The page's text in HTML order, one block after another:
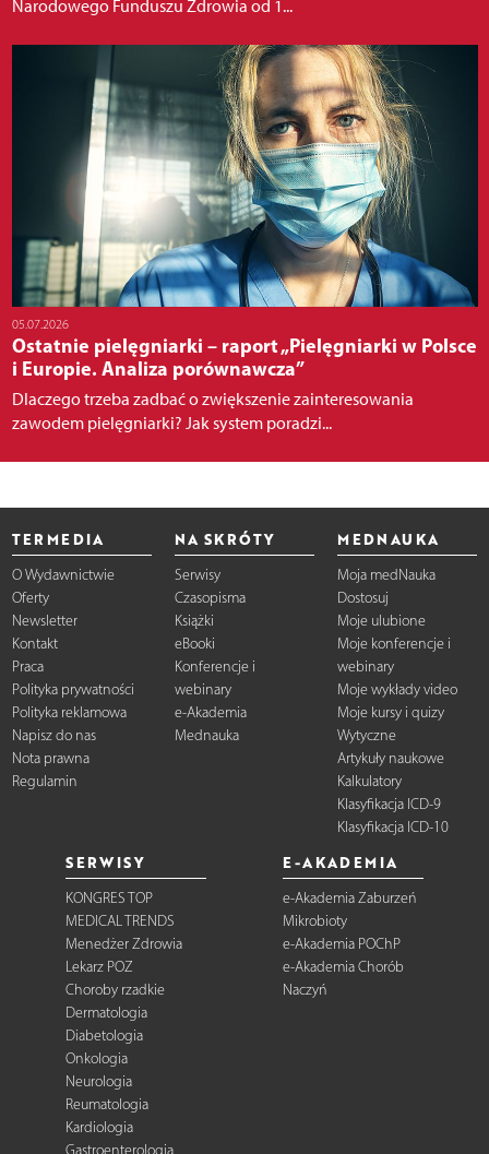
Narodowego Funduszu Zdrowia od 1...
05.07.2026
Ostatnie pielęgniarki – raport „Pielęgniarki w Polsce
i Europie. Analiza porównawcza”
Dlaczego trzeba zadbać o zwiększenie zainteresowania
zawodem pielęgniarki? Jak system poradzi...
TERMEDIA
O Wydawnictwie
Oferty
Newsletter
Kontakt
Praca
Polityka prywatności
Polityka reklamowa
Napisz do nas
Nota prawna
Regulamin
NA SKRÓTY
Serwisy
Czasopisma
Książki
eBooki
Konferencje i
webinary
e-Akademia
Mednauka
MEDNAUKA
Moja medNauka
Dostosuj
Moje ulubione
Moje konferencje i
webinary
Moje wykłady video
Moje kursy i quizy
Wytyczne
Artykuły naukowe
Kalkulatory
Klasyfikacja ICD-9
Klasyfikacja ICD-10
SERWISY
KONGRES TOP
MEDICAL TRENDS
Menedżer Zdrowia
Lekarz POZ
Choroby rzadkie
Dermatologia
Diabetologia
Onkologia
Neurologia
Reumatologia
Kardiologia
Gastroenterologia
E-AKADEMIA
e-Akademia Zaburzeń
Mikrobioty
e-Akademia POChP
e-Akademia Chorób
Naczyń